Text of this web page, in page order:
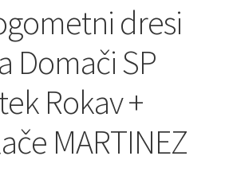
dresi
Domači SP
Rokav +
MARTINEZ